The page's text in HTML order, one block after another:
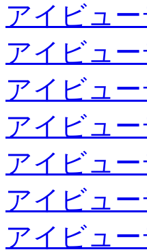
アイビュ
アイビュ
アイビュ
アイビュ
アイビュ
アイビュ
アイビュ